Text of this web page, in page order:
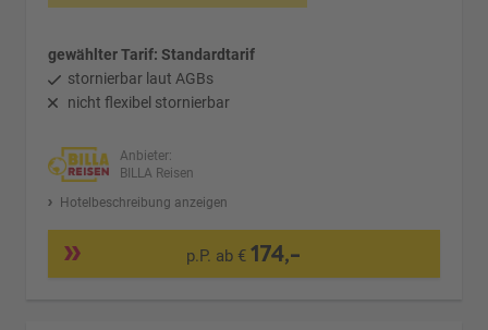
gewählter Tarif: Standardtarif
stornierbar laut AGBs
nicht flexibel stornierbar
Anbieter:
BILLA Reisen
Hotelbeschreibung anzeigen
p.P. ab €174,-